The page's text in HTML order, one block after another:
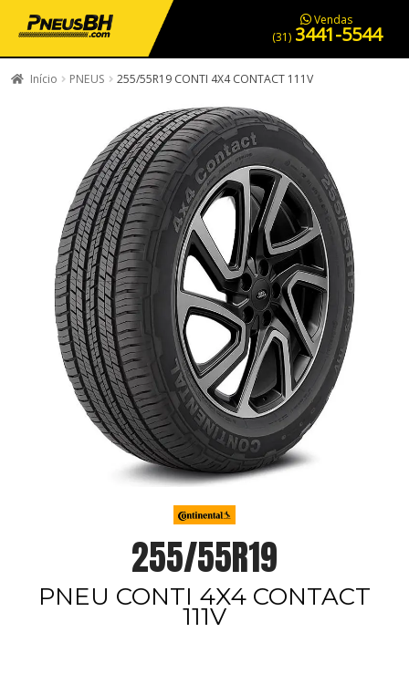
PNEUS EM OFERTA SERVIÇOS AUTOMOTIVOS NOSSA LOJA
Vendas
(31) 3441-5544
Início PNEUS 255/55R19 CONTI 4X4 CONTACT 111V
255/55R19
PNEU CONTI 4X4 CONTACT
111V